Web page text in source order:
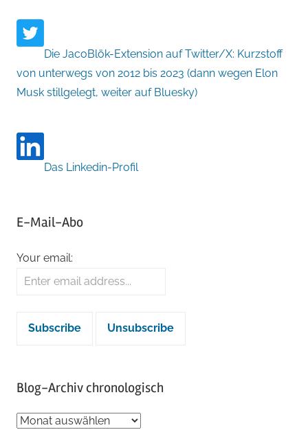
Die JacoBlök-Extension auf Twitter/X: Kurzstoff
von unterwegs von 2012 bis 2023 (dann wegen Elon
Musk stillgelegt, weiter auf Bluesky)
Das Linkedin-Profil
E-Mail-Abo
Your email:
Blog-Archiv chronologisch
Blog-